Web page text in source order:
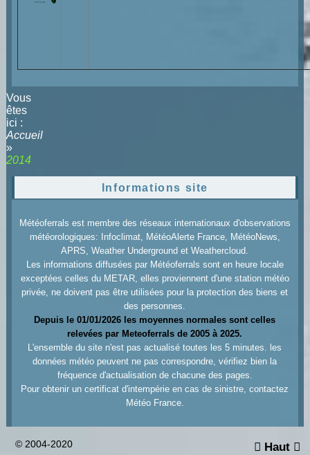
Vous
êtes
ici :
Accueil
»
2014
Informations site
Météoferrals est membre des réseaux internationaux d'observations
météorologiques: Infoclimat, MétéoAlerte France, MétéoNews,
APRS, Weather Underground et Weathercloud.
Les informations diffusées par Météoferrals sont en heure locale
exceptées celles du METAR, elles proviennent d'une station météo
privée, ne doivent pas être utilisées pour la protection des biens et
des personnes.
Depuis le 01/01/2026 les moyennes normales sont celles
relevées par Meteoferrals de 2005 à 2025.
L'ensemble du site n'est pas actualisé toutes les 5 minutes. les
données météo peuvent ne pas correspondre, vérifiez bien la
fréquence d'actualisation de chacune des pages.
Pour obtenir un certificat d'intempérie en cas de sinistre, contactez
Météo France.
 Haut 
© 2004-2020